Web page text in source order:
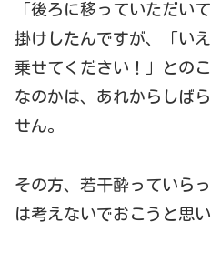
「後ろに移っていただい
掛けしたんですが、「い
乗せてください！」との
なのかは、あれからしば
せん。
その方、若干酔っていら
は考えないでおこうと思い